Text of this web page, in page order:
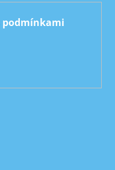
podmínkami